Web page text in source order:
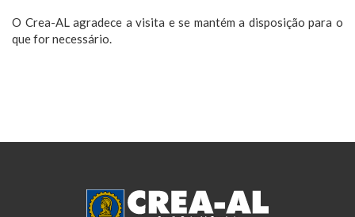
O Crea-AL agradece a visita e se mantém a disposição para o
que for necessário.